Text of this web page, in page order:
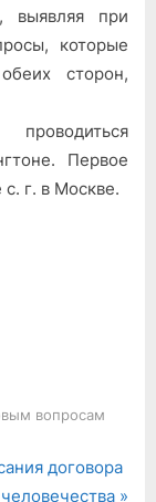
выявляя при
которые
сторон,
Первое
г. в Москве.
вопросам
договора